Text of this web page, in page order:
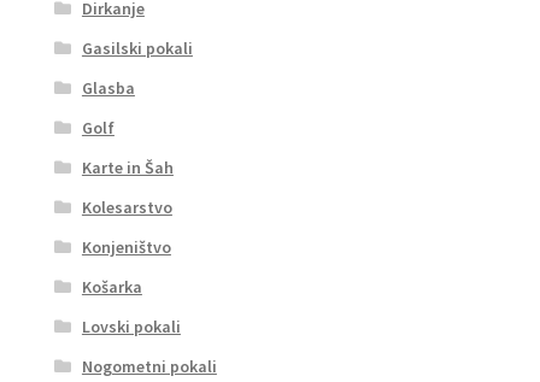
Dirkanje
Gasilski pokali
Glasba
Golf
Karte in Šah
Kolesarstvo
Konjeništvo
Košarka
Lovski pokali
Nogometni pokali